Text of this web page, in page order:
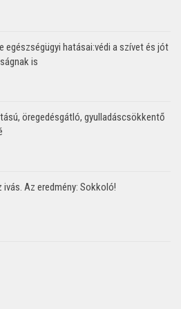
egészségügyi hatásai:védi a szívet és jót
is
öregedésgátló, gyulladáscsökkentő
ivás. Az eredmény: Sokkoló!